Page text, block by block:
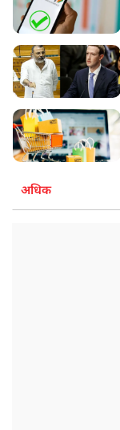
अधिक